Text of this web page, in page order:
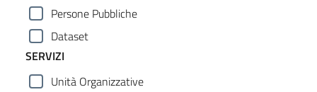
Persone Pubbliche
Dataset
SERVIZI
Unità Organizzative